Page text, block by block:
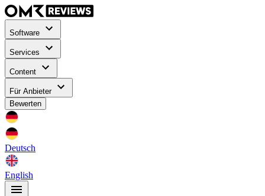
Software
Services
Content
Für Anbieter
Bewerten
Deutsch
English